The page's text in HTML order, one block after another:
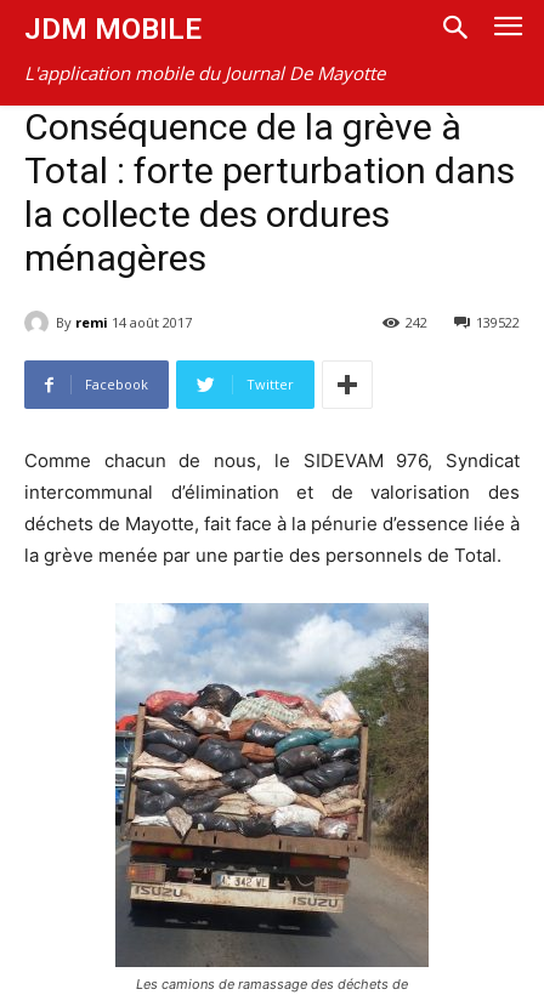
JDM MOBILE
L'application mobile du Journal De Mayotte
Conséquence de la grève à
Total : forte perturbation dans
la collecte des ordures
ménagères
By remi 14 août 2017 139522
242
Facebook Twitter
Comme chacun de nous, le SIDEVAM 976, Syndicat
intercommunal d’élimination et de valorisation des
déchets de Mayotte, fait face à la pénurie d’essence liée à
la grève menée par une partie des personnels de Total.
Les camions de ramassage des déchets de